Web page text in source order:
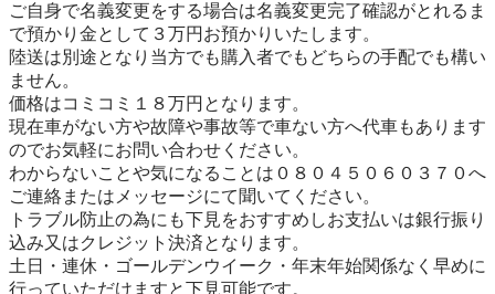
ご自身で名義変更をする場合は名義変更完了確認がとれるま
で預かり金として３万円お預かりいたします。
陸送は別途となり当方でも購入者でもどちらの手配でも構い
ません。
価格はコミコミ１８万円となります。
現在車がない方や故障や事故等で車ない方へ代車もあります
のでお気軽にお問い合わせください。
わからないことや気になることは０８０４５０６０３７０へ
ご連絡またはメッセージにて聞いてください。
トラブル防止の為にも下見をおすすめしお支払いは銀行振り
込み又はクレジット決済となります。
土日・連休・ゴールデンウイーク・年末年始関係なく早めに
行っていただけますと下見可能です。